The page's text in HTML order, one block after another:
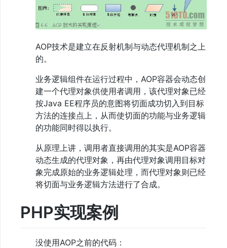
AOP技术是建立在反射机制与动态代理机制之上
的。
业务逻辑组件在运行过程中，AOP容器会动态创
建一个代理对象供使用者调用，该代理对象已经
按Java EE程序员的意图将切面成功切入到目标
方法的连接点上，从而使切面的功能与业务逻辑
的功能同时得以执行。
从原理上讲，调用者直接调用的其实是AOP容器
动态生成的代理对象，再由代理对象调用目标对
象完成原始的业务逻辑处理，而代理对象则已经
将切面与业务逻辑方法进行了合成。
PHP实现案例
没使用AOP之前的代码：